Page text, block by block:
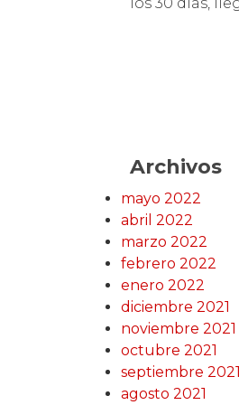
Archivos
mayo 2022
abril 2022
marzo 2022
febrero 2022
enero 2022
diciembre 2021
noviembre 2021
octubre 2021
septiembre 2021
agosto 2021